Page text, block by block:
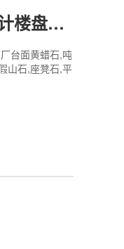
公园景观黄蜡石平台石设计 平面石设计楼盘造景黄蜡石座凳批发厂
台面黄蜡石,吨
山石,座凳石,平